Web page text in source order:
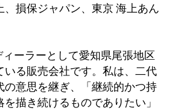
、損保ジャパン、東京 海上あん
ーラーとして愛知県尾張地区
いる販売会社です。私は、二代
の意思を継ぎ、「継続的かつ持
描き続けるものでありたい」